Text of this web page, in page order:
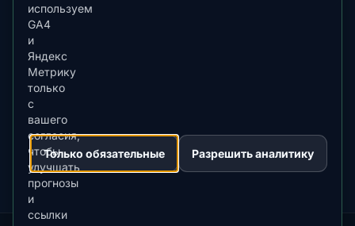
★★★★★4.76
используем
GA4
и
Яндекс
Метрику
только
с
вашего
согласия,
чтобы
улучшать
прогнозы
и
ссылки
Только обязательные Разрешить аналитику